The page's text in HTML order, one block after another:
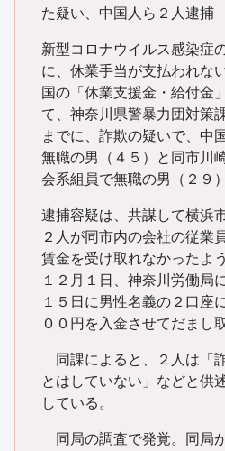
た疑い、中国人ら２人逮捕
新型コロナウイルス感染症
に、休業手当が支払われな
国の「休業支援金・給付金
て、神奈川県警暴力団対策
までに、詐欺の疑いで、中
無職の男（４５）と同市川
会系組員で無職の男（２９
逮捕容疑は、共謀して横浜
２人が同市内の会社の従業
賃金を受け取れなかったよ
１２月１日、神奈川労働局
１５日に男性名義の２口座
００円を入金させてだまし
同課によると、２人は「
とはしていない」などと供
している。
同局の調査で発覚。同局